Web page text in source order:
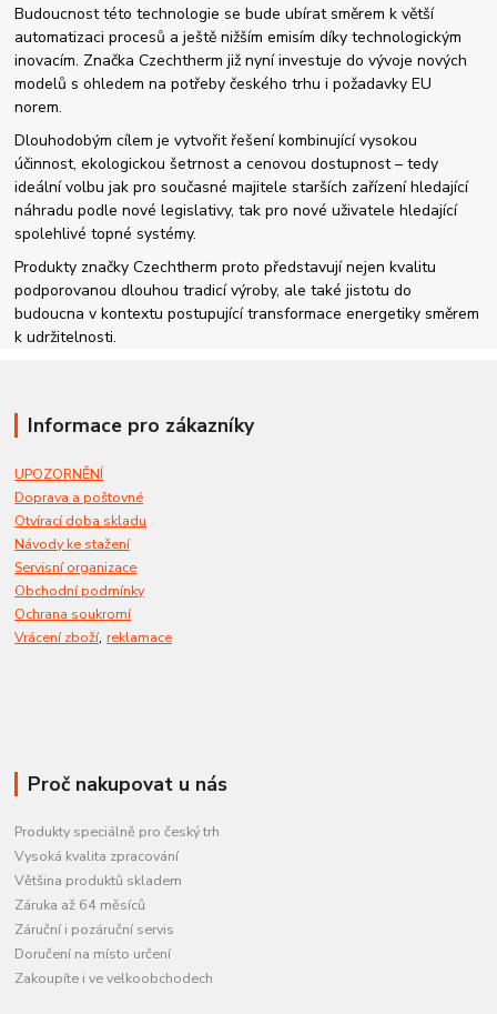
Budoucnost této technologie se bude ubírat směrem k větší
automatizaci procesů a ještě nižším emisím díky technologickým
inovacím. Značka Czechtherm již nyní investuje do vývoje nových
modelů s ohledem na potřeby českého trhu i požadavky EU
norem.
Dlouhodobým cílem je vytvořit řešení kombinující vysokou
účinnost, ekologickou šetrnost a cenovou dostupnost – tedy
ideální volbu jak pro současné majitele starších zařízení hledající
náhradu podle nové legislativy, tak pro nové uživatele hledající
spolehlivé topné systémy.
Produkty značky Czechtherm proto představují nejen kvalitu
podporovanou dlouhou tradicí výroby, ale také jistotu do
budoucna v kontextu postupující transformace energetiky směrem
k udržitelnosti.
Informace pro zákazníky
UPOZORNĚNÍ
Doprava a poštovné
Otvírací doba skladu
Návody ke stažení
Servisní organizace
Obchodní podmínky
Ochrana soukromí
Vrácení zboží,reklamace
Proč nakupovat u nás
Produkty speciálně pro český trh
Vysoká kvalita zpracování
Většina produktů skladem
Záruka až 64 měsíců
Záruční i pozáruční servis
Doručení na místo určení
Zakoupíte i ve velkoobchodech